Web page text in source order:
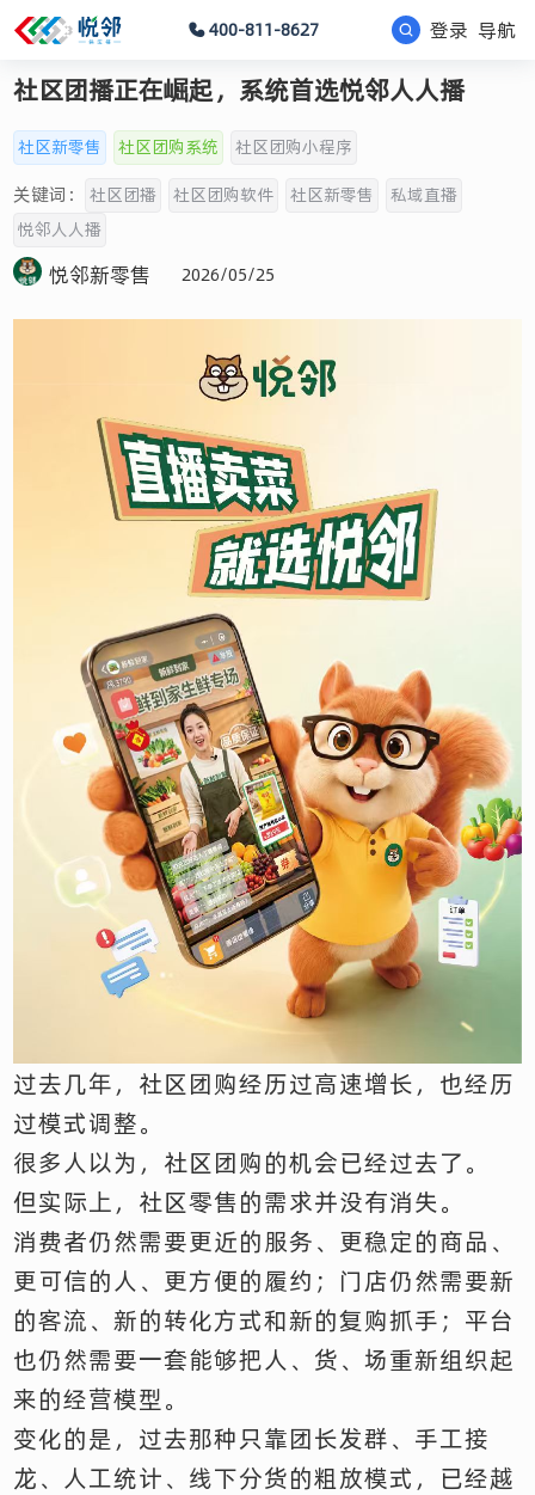
400-811-8627 登录 导航
社区团播正在崛起，系统首选悦邻人人播
社区新零售 社区团购系统 社区团购小程序
关键词： 社区团播 社区团购软件 社区新零售
私域直播
悦邻人人播
悦邻新零售 2026/05/25
过去几年，社区团购经历过高速增长，也经历
过模式调整。
很多人以为，社区团购的机会已经过去了。
但实际上，社区零售的需求并没有消失。
消费者仍然需要更近的服务、更稳定的商品、
更可信的人、更方便的履约；门店仍然需要新
的客流、新的转化方式和新的复购抓手；平台
也仍然需要一套能够把人、货、场重新组织起
来的经营模型。
变化的是，过去那种只靠团长发群、手工接
龙、人工统计、线下分货的粗放模式，已经越